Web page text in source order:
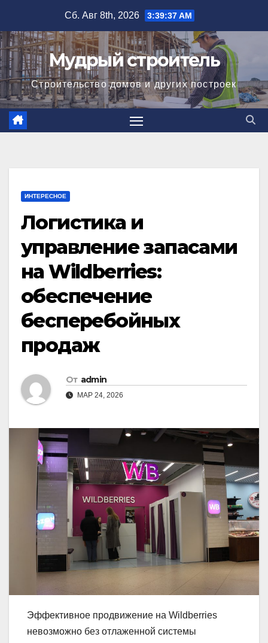
содержимому
Сб. Авг 8th, 2026 3:39:38 AM
Мудрый строитель
Строительство домов и других построек
ИНТЕРЕСНОЕ
Логистика и
управление запасами
на Wildberries:
обеспечение
бесперебойных
продаж
От admin
МАР 24, 2026
Эффективное продвижение на Wildberries
невозможно без отлаженной системы